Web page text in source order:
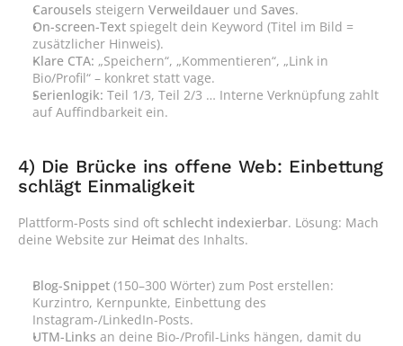
Carousels steigern Verweildauer und Saves.
On-screen-Text spiegelt dein Keyword (Titel im Bild =
zusätzlicher Hinweis).
Klare CTA: „Speichern“, „Kommentieren“, „Link in
Bio/Profil“ – konkret statt vage.
Serienlogik: Teil 1/3, Teil 2/3 … Interne Verknüpfung zahlt
auf Auffindbarkeit ein.
4) Die Brücke ins offene Web: Einbettung
schlägt Einmaligkeit
Plattform-Posts sind oft schlecht indexierbar. Lösung: Mach
deine Website zur Heimat des Inhalts.
Blog-Snippet (150–300 Wörter) zum Post erstellen:
Kurzintro, Kernpunkte, Einbettung des
Instagram-/LinkedIn-Posts.
UTM-Links an deine Bio-/Profil-Links hängen, damit du